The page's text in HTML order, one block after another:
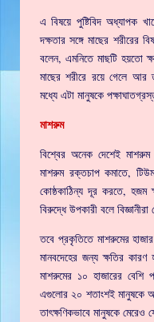
এ বিষয়ে পুষ্টিবিদ অধ্যাপক
দক্ষতার সঙ্গে মাছের শরীরের
বলেন, এমনিতে মাছটি হয়তো
মাছের শরীরে রয়ে গেলে আর
মধ্যে এটা মানুষকে
মাশরুম
বিশ্বের অনেক দেশেই
মাশরুম রক্তচাপ কমাতে,
কোষ্ঠকাঠিন্য দূর করতে, হজম
বিরুদ্ধে উপকারী বলে
তবে প্রকৃতিতে মাশরুমের
মানবদেহের জন্য ক্ষতির
মাশরুমের ১০ হাজারের বেশি
এগুলোর ২০ শতাংশই মানুষকে
তাৎক্ষণিকভাবে মানুষকে মেরেও